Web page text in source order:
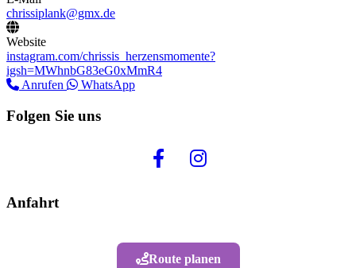
chrissiplank@gmx.de
Website
instagram.com/chrissis_herzensmomente?
igsh=MWhnbG83eG0xMmR4
Anrufen
WhatsApp
Folgen Sie uns
Anfahrt
Route planen